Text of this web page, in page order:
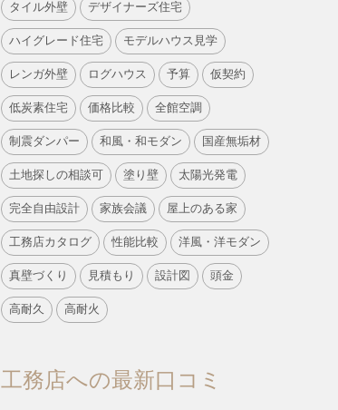
タイル外壁 デザイナーズ住宅
ハイグレード住宅 モデルハウス見学
レンガ外壁 ログハウス 予算 仮契約
低炭素住宅 価格比較 全館空調
制震ダンパー 和風・和モダン 国産無垢材
土地探しの相談可 塗り壁 太陽光発電
完全自由設計 家族会議 屋上のある家
工務店カタログ 性能比較 洋風・洋モダン
真壁づくり 見積もり 設計図 頭金
高耐久 高耐火
工務店への最新口コミ